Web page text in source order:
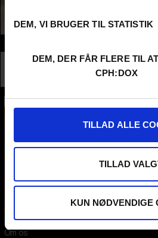
DEM, VI BRUGER TIL STATISTIK
DEM, DER FÅR FLERE TIL
CPH:DOX
TILLAD ALLE
TILLAD
KUN NØDVENDIGE
Nationalitet
France
Consultant
Denmark
FESTIVAL 2026 DA
Presseinfo
Om os